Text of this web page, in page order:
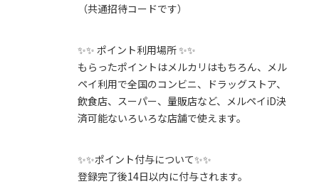
（共通招待コードです）
✨✨ ポイント利用場所 ✨✨
もらったポイントはメルカリはもちろん、メル
ペイ利用で全国のコンビニ、ドラッグストア、
飲食店、スーパー、量販店など、メルペイiD決
済可能ないろいろな店舗で使えます。
✨✨ポイント付与について✨✨
登録完了後14日以内に付与されます。